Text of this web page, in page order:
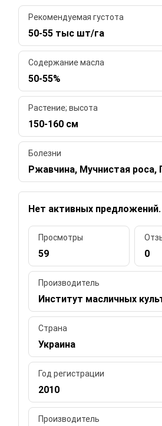
Рекомендуемая густота
50-55 тыс шт/га
Содержание масла
50-55%
Растение; высота
150-160 см
Болезни
Ржавчина, Мучнистая роса,
Нет активных предложений.
Просмотры
59 0
Производитель
Институт масличных
Страна
Украина
Год регистрации
2010
Производитель